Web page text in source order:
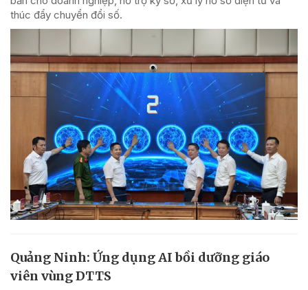
thúc đẩy chuyển đổi số.
Quảng Ninh: Ứng dụng AI bồi dưỡng giáo
viên vùng DTTS